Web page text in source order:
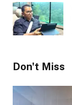
Don't Miss